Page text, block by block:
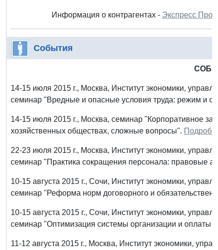
Информация о контрагентах - Экспресс
События
14-15 июля 2015 г., Москва, Институт экономики,
семинар "Вредные и опасные условия труда: режим и
14-15 июля 2015 г., Москва, семинар "Корпоративное
хозяйственных обществах, сложные вопросы".
22-23 июля 2015 г., Москва, Институт экономики,
семинар "Практика сокращения персонала: правовые
10-15 августа 2015 г., Сочи, Институт экономики,
семинар "Реформа норм договорного и
10-15 августа 2015 г., Сочи, Институт экономики,
семинар "Оптимизация системы организации и оплаты
11-12 августа 2015 г., Москва, Институт экономики,